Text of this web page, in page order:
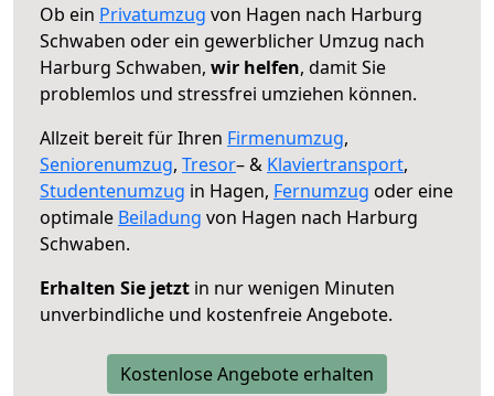
Ob ein Privatumzug von Hagen nach Harburg
Schwaben oder ein gewerblicher Umzug nach
Harburg Schwaben, wir helfen, damit Sie
problemlos und stressfrei umziehen können.
Allzeit bereit für Ihren Firmenumzug,
Seniorenumzug, Tresor– & Klaviertransport,
Studentenumzug in Hagen, Fernumzug oder eine
optimale Beiladung von Hagen nach Harburg
Schwaben.
Erhalten Sie jetzt in nur wenigen Minuten
unverbindliche und kostenfreie Angebote.
Kostenlose Angebote erhalten